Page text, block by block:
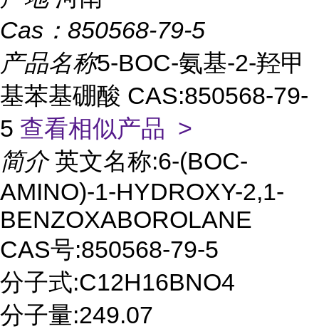
Cas： 850568-79-5
产品名称5-BOC-氨基-2-羟甲
基苯基硼酸 CAS:850568-79-
5 查看相似产品 >
简介 英文名称:6-(BOC-
AMINO)-1-HYDROXY-2,1-
BENZOXABOROLANE
CAS号:850568-79-5
分子式:C12H16BNO4
分子量:249.07